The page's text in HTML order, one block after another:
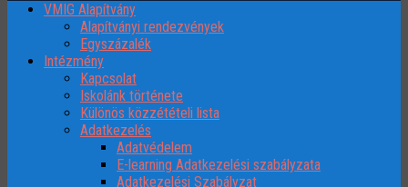
VMIG Alapítvány
Alapítványi rendezvények
Egyszázalék
Intézmény
Kapcsolat
Iskolánk története
Különös közzétételi lista
Adatkezelés
Adatvédelem
E-learning Adatkezelési szabályzata
Adatkezelési Szabályzat